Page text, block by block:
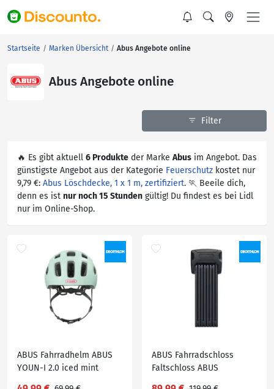
Startseite Marken Übersicht Abus Angebote online
Abus Angebote online
Filter
🔥 Es gibt aktuell 6 Produkte der Marke Abus im Angebot. Das
günstigste Angebot aus der Kategorie Feuerschutz kostet nur
9,79 €: Abus Löschdecke, 1 x 1 m, zertifiziert. 🏃 Beeile dich,
denn es ist nur noch 15 Stunden gültig! Du findest es bei Lidl
nur im Online-Shop.
ABUS Fahrradhelm ABUS
YOUN-I 2.0 iced mint
ABUS Fahrradschloss
Faltschloss ABUS